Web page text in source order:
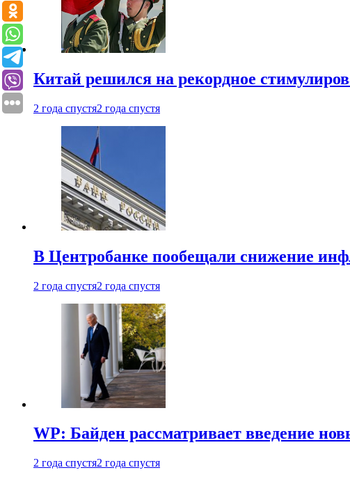
Китай решился на рекордное
2 года спустя2 года спустя
В Центробанке пообещали снижение
2 года спустя2 года спустя
WP: Байден рассматривает введение
2 года спустя2 года спустя